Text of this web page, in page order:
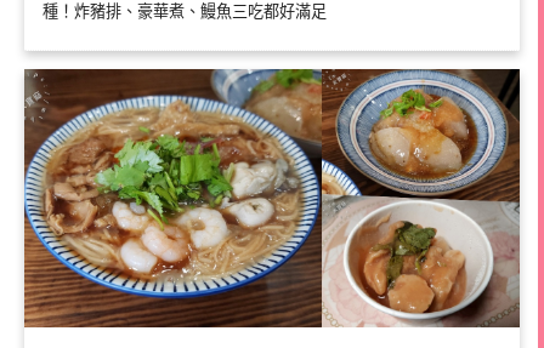
種！炸豬排、豪華煮、鰻魚三吃都好滿足